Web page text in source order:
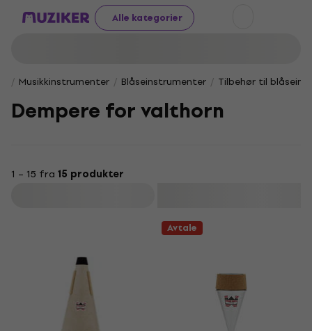
Alle kategorier
Musikkinstrumenter Blåseinstrumenter Tilbehør til
Dempere for valthorn
1 – 15 fra 15 produkter
Avtale